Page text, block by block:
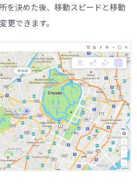
を決めた後、移動スピードと移動
更できます。